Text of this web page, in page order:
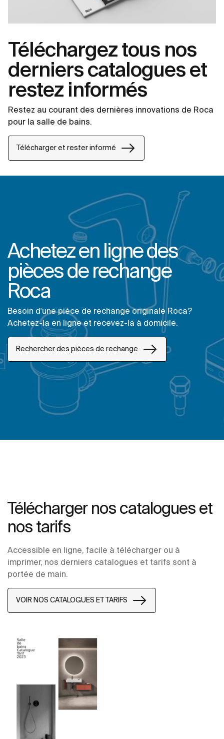
Téléchargez tous nos
derniers catalogues et
restez informés
Restez au courant des dernières innovations de Roca
pour la salle de bains.
Télécharger et rester informé
Achetez en ligne des
pièces de rechange
Roca
Besoin d'une pièce de rechange originale Roca?
Achetez-la en ligne et recevez-la à domicile.
Rechercher des pièces de rechange
Télécharger nos catalogues et
nos tarifs
Accessible en ligne, facile à télécharger ou à
imprimer, nos derniers catalogues et tarifs sont à
portée de main.
VOIR NOS CATALOGUES ET TARIFS